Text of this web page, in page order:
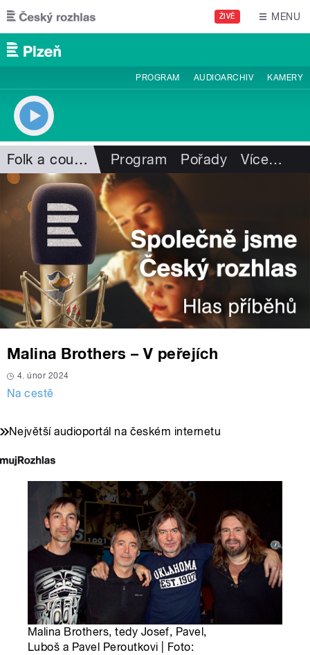
Přejít k hlavnímu obsahu
ŽIVĚ MENU
PROGRAM AUDIOARCHIV KAMERY
Folk a country Program Pořady Více…
Malina Brothers – V peřejích
4. únor 2024
Na cestě
Největší audioportál na českém internetu
Malina Brothers, tedy Josef, Pavel,
Luboš a Pavel Peroutkovi | Foto: